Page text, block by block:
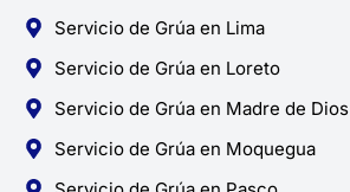
Servicio de Grúa en Lima
Servicio de Grúa en Loreto
Servicio de Grúa en Madre de Dios
Servicio de Grúa en Moquegua